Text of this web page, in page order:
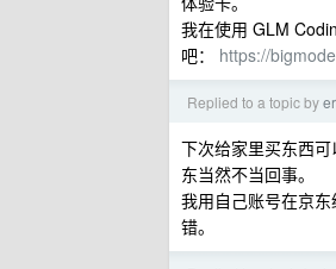
我在使用 GLM
吧： https://
Replied to a topic by
下次给家里买东西
东当然不当回事。
我用自己账号在京
错。